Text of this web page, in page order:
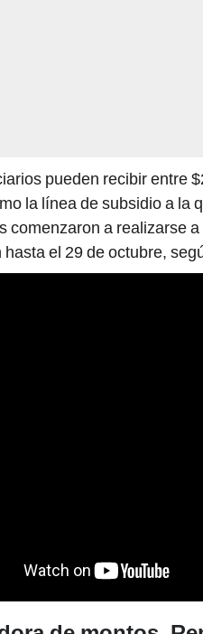
función?
más útiles
la
calculadora de